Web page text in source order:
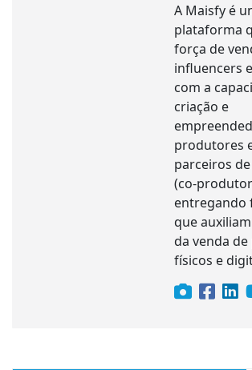
A Maisfy é
plataforma
força de
influencers
com a
criação e
produtores
parceiros
(co-
entregando
que
da venda
físicos e